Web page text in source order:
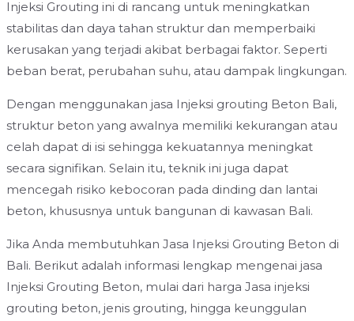
Injeksi Grouting ini di rancang untuk meningkatkan
stabilitas dan daya tahan struktur dan memperbaiki
kerusakan yang terjadi akibat berbagai faktor. Seperti
beban berat, perubahan suhu, atau dampak lingkungan.
Dengan menggunakan jasa Injeksi grouting Beton Bali,
struktur beton yang awalnya memiliki kekurangan atau
celah dapat di isi sehingga kekuatannya meningkat
secara signifikan. Selain itu, teknik ini juga dapat
mencegah risiko kebocoran pada dinding dan lantai
beton, khususnya untuk bangunan di kawasan Bali.
Jika Anda membutuhkan Jasa Injeksi Grouting Beton di
Bali. Berikut adalah informasi lengkap mengenai jasa
Injeksi Grouting Beton, mulai dari harga Jasa injeksi
grouting beton, jenis grouting, hingga keunggulan